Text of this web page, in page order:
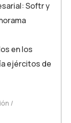
Softr y
en los
ejércitos de